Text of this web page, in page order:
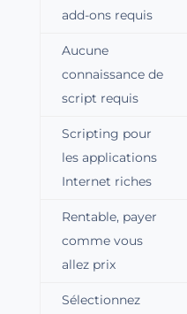
add-ons requis
Aucune
connaissance de
script requis
Scripting pour
les applications
Internet riches
Rentable, payer
comme vous
allez prix
Sélectionnez